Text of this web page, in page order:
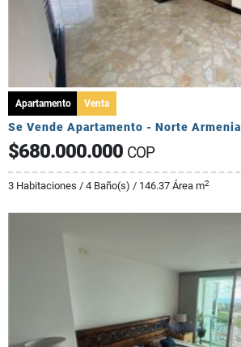
Apartamento Venta
Se Vende Apartamento - Norte Armenia
$680.000.000 COP
3 Habitaciones / 4 Baño(s) / 146.37 Área m2